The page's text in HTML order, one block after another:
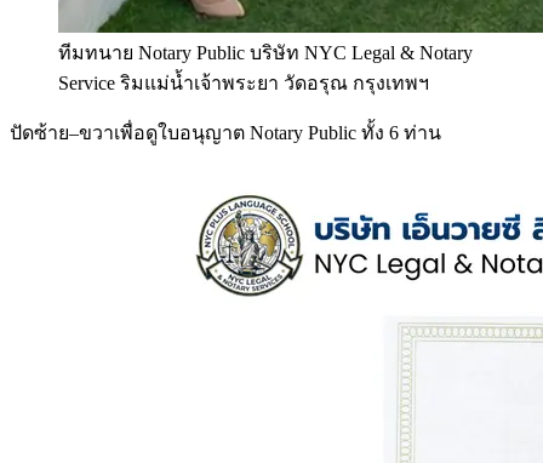
ทีมทนาย Notary Public บริษัท NYC Legal & Notary
Service ริมแม่น้ำเจ้าพระยา วัดอรุณ กรุงเทพฯ
ปัดซ้าย–ขวาเพื่อดูใบอนุญาต Notary Public ทั้ง 6 ท่าน